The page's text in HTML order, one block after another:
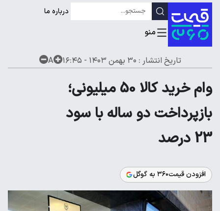
درباره ما
تاریخ انتشار : ۳۰ بهمن ۱۴۰۳ - ۱۶:۴۵ A
وام خرید کالا 50 میلیونی؛
بازپرداخت دو ساله با سود
23 درصد
افزودن قیمت۳۶۰ به گوگل